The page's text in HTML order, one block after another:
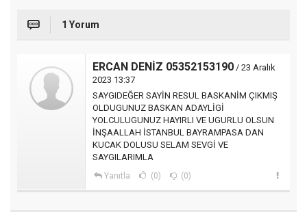
1 Yorum
ERCAN DENİZ 05352153190 / 23 Aralık
2023 13:37
SAYGIDEĞER SAYİN RESUL BASKANİM ÇIKMIŞ
OLDUGUNUZ BASKAN ADAYLİGİ
YOLCULUGUNUZ HAYIRLI VE UGURLU OLSUN
İNŞAALLAH İSTANBUL BAYRAMPASA DAN
KUCAK DOLUSU SELAM SEVGİ VE
SAYGILARIMLA
Yanıtla (0) (0)